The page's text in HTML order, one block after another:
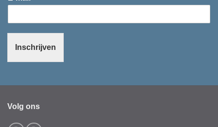
Inschrijven
Volg ons